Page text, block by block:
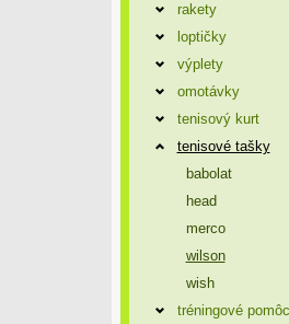
rakety
loptičky
výplety
omotávky
tenisový kurt
tenisové tašky
babolat
head
merco
wilson
wish
tréningové